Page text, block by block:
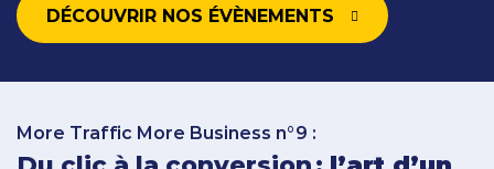
DÉCOUVRIR NOS ÉVÈNEMENTS
More Traffic More Business n°9 :